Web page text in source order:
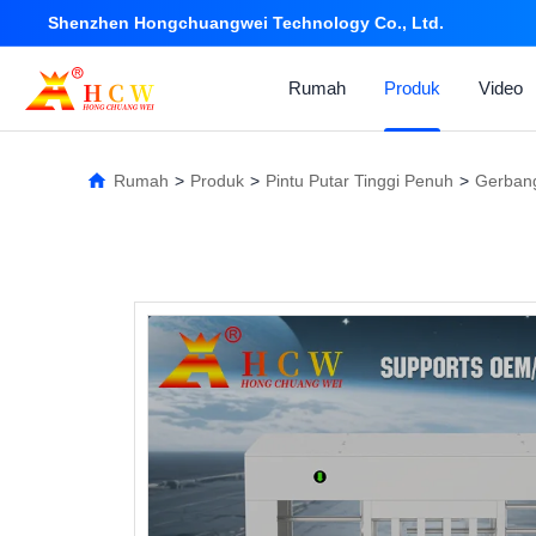
Shenzhen Hongchuangwei Technology Co., Ltd.
Rumah Produk Video
Rumah > Produk > Pintu Putar Tinggi Penuh >